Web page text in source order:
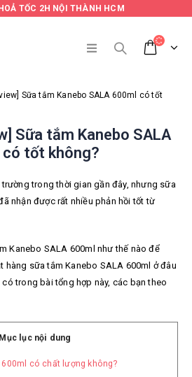
TỐC 2H NỘI THÀNH HCM
Sữa tắm Kanebo SALA 600ml có tốt
Sữa tắm Kanebo SALA
tốt không?
trường trong thời gian gần đây, nhưng sữa
nhận được rất nhiều phản hồi tốt từ
Kanebo SALA 600ml như thế nào để
hàng sữa tắm Kanebo SALA 600ml ở đâu
trong bài tổng hợp này, các bạn theo
Mục lục nội dung
có chất lượng không?